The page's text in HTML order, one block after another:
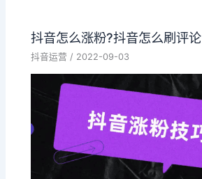
抖音怎么涨粉?抖音怎么刷评论
抖音运营 / 2022-09-03